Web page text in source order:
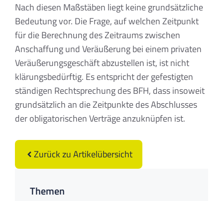
Nach diesen Maßstäben liegt keine grundsätzliche
Bedeutung vor. Die Frage, auf welchen Zeitpunkt
für die Berechnung des Zeitraums zwischen
Anschaffung und Veräußerung bei einem privaten
Veräußerungsgeschäft abzustellen ist, ist nicht
klärungsbedürftig. Es entspricht der gefestigten
ständigen Rechtsprechung des BFH, dass insoweit
grundsätzlich an die Zeitpunkte des Abschlusses
der obligatorischen Verträge anzuknüpfen ist.
Zurück zu Artikelübersicht
Themen